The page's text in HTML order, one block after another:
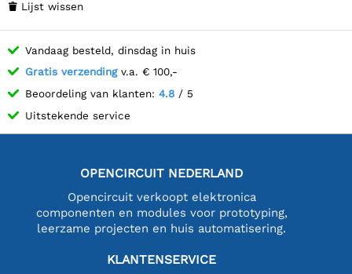
 Lijst wissen
Vandaag besteld, dinsdag in huis
Gratis verzendingv.a. € 100,-
Beoordeling van klanten: 4.8 / 5
Uitstekende service
OPENCIRCUIT NEDERLAND
Opencircuit verkoopt elektronica
componenten en modules voor prototyping,
leerzame projecten en huis automatisering.
KLANTENSERVICE